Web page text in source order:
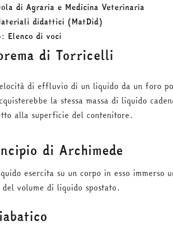
di Agraria e Medicina Veterinaria
didattici (MatDid)
Elenco di voci
di Torricelli
di effluvio di un liquido da un foro
la stessa massa di liquido
alla superficie del contenitore.
di Archimede
esercita su un corpo in esso
del volume di liquido spostato.